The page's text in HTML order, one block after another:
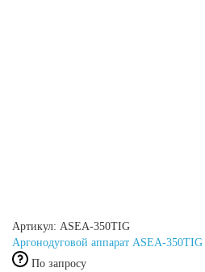
Артикул: ASEA-350TIG
Аргонодуговой аппарат ASEA-350TIG
По запросу